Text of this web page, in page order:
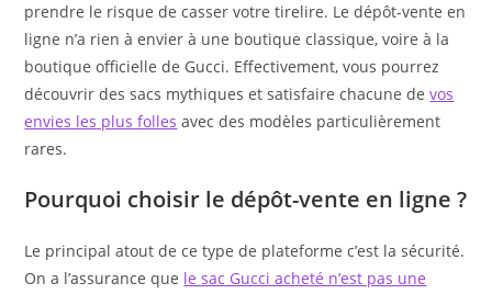
prendre le risque de casser votre tirelire. Le dépôt-vente en
ligne n’a rien à envier à une boutique classique, voire à la
boutique officielle de Gucci. Effectivement, vous pourrez
découvrir des sacs mythiques et satisfaire chacune devos
envies les plus folles avec des modèles particulièrement
rares.
Pourquoi choisir le dépôt-vente en ligne ?
Le principal atout de ce type de plateforme c’est la sécurité.
On a l’assurance que le sac Gucci acheté n’est pas une